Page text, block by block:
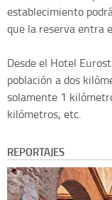
establecimiento
que la reserva entra
Desde el Hotel
población a dos
solamente 1
kilómetros, etc.
REPORTAJES